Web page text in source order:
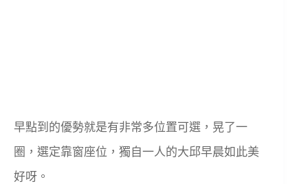
早點到的優勢就是有非常多位置可選，晃了一
圈，選定靠窗座位，獨自一人的大邱早晨如此美
好呀。